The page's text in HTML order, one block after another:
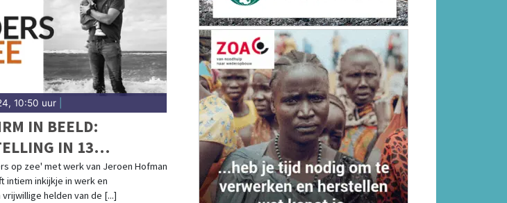
10:50 uur|
IN BEELD:
IN 13
DOOR HET HELE
op zee' met werk van Jeroen Hofman
intiem inkijkje in werk en
helden van de [...]